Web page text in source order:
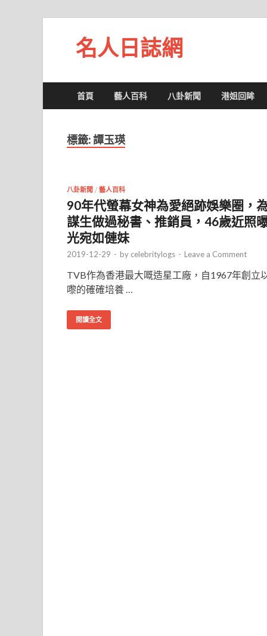
名人日誌網
首頁 藝人百科 八卦新聞 港姐回眸
標籤: 譚玉瑛
八卦新聞 / 藝人百科
90年代螢幕女神為愛絕跡娛樂圈，
謀生做過秘書、推銷員，46歲近照
光宛如僆妹
2019-12-29 - by celebritylogs - Leave a Comment
TVB作為香港最大嘅造星工廠，自1967年創立
嚟的確確培養 …
閱讀全文